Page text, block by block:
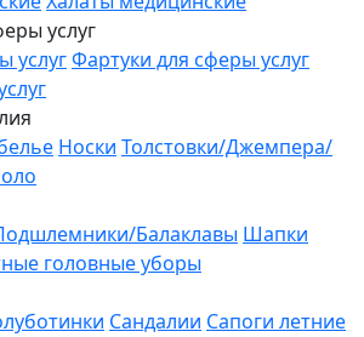
услуг
услугФартуки для сферы услуг
Носки Толстовки/Джемпера/
Балаклавы Шапки
головные уборы
Сандалии Сапоги летние